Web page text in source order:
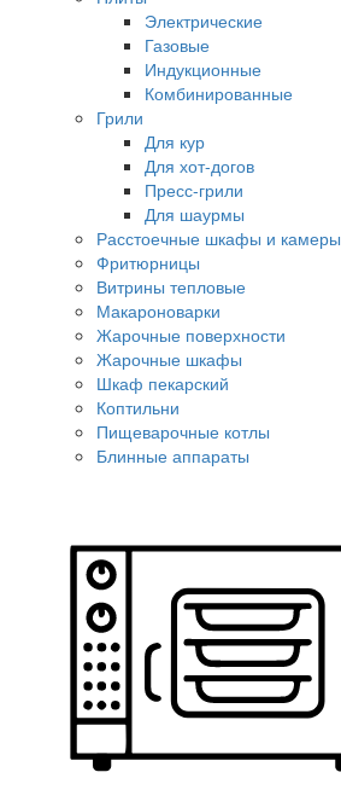
Электрические
Газовые
Индукционные
Комбинированные
Грили
Для кур
Для хот-догов
Пресс-грили
Для шаурмы
Расстоечные шкафы и камеры
Фритюрницы
Витрины тепловые
Макароноварки
Жарочные поверхности
Жарочные шкафы
Шкаф пекарский
Коптильни
Пищеварочные котлы
Блинные аппараты